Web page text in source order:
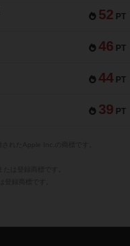
52 PT
46 PT
44 PT
39 PT